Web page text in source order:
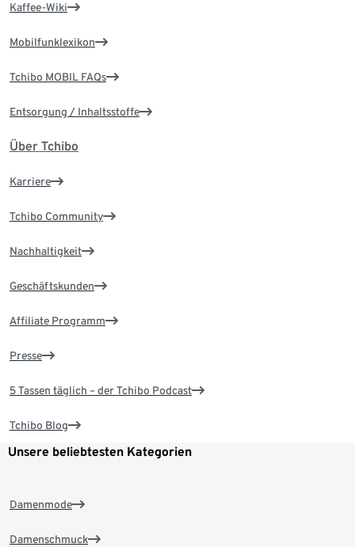
Kaffee-Wiki
Mobilfunklexikon
Tchibo MOBIL FAQs
Entsorgung / Inhaltsstoffe
Über Tchibo
Karriere
Tchibo Community
Nachhaltigkeit
Geschäftskunden
Affiliate Programm
Presse
5 Tassen täglich – der Tchibo Podcast
Tchibo Blog
Unsere beliebtesten Kategorien
Damenmode
Damenschmuck